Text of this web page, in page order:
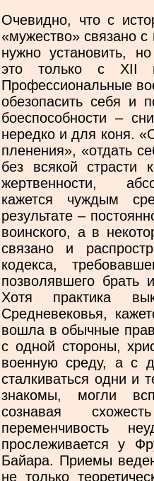
Очевидно, что с
«мужество» связано с
нужно установить,
это только с XII
Профессиональные
обезопасить себя и
боеспособности –
нередко и для коня.
пленения», «отдать
без всякой страсти
жертвенности,
кажется чуждым
результате –
воинского, а в
связано и
кодекса,
позволявшего брать
Хотя практика
Средневековья,
вошла в обычные
с одной стороны,
военную среду, а с
сталкиваться одни и
знакомы, могли
сознавая
переменчивость
прослеживается у
Байара. Приемы
не только